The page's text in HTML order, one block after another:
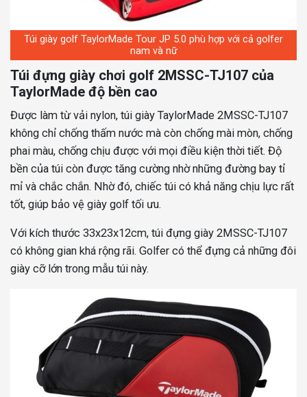
Túi giày golf TaylorMade Tour JP 5.0 phù hợp với cả golfer
nam và nữ
Túi đựng giày chơi golf 2MSSC-TJ107 của
TaylorMade độ bền cao
Được làm từ vải nylon, túi giày TaylorMade 2MSSC-TJ107
không chỉ chống thấm nước mà còn chống mài mòn, chống
phai màu, chống chịu được với mọi điều kiện thời tiết. Độ
bền của túi còn được tăng cường nhờ những đường bay tỉ
mỉ và chắc chắn. Nhờ đó, chiếc túi có khả năng chịu lực rất
tốt, giúp bảo vệ giày golf tối ưu.
Với kích thước 33x23x12cm, túi đựng giày 2MSSC-TJ107
có không gian khá rộng rãi. Golfer có thể đựng cả những đôi
giày cỡ lớn trong mẫu túi này.